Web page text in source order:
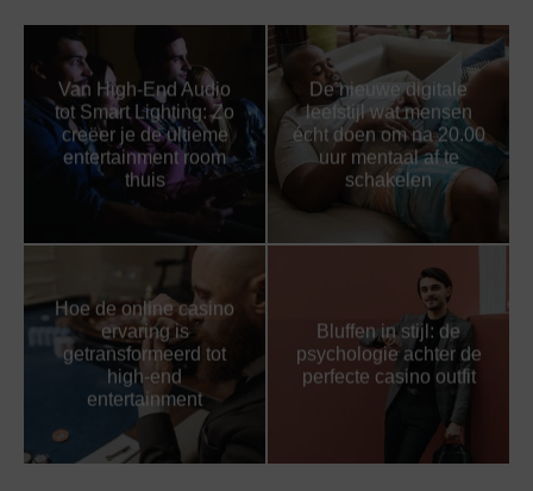
Van High-End Audio
tot Smart Lighting: Zo
creëer je de ultieme
entertainment room
thuis
De nieuwe digitale
leefstijl wat mensen
écht doen om na 20.00
uur mentaal af te
schakelen
Hoe de online casino
ervaring is
getransformeerd tot
high-end
entertainment
Bluffen in stijl: de
psychologie achter de
perfecte casino outfit